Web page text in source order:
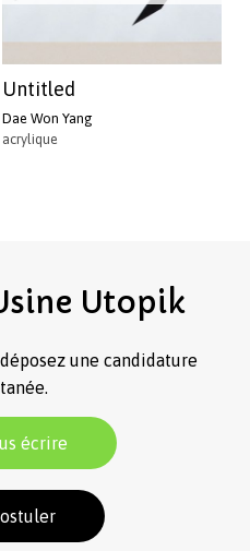
Untitled
Dae Won Yang
acrylique
Utopik
une candidature
écrire